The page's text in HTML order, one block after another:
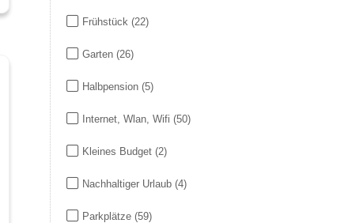
Frühstück (22)
Garten (26)
Halbpension (5)
Internet, Wlan, Wifi (50)
Kleines Budget (2)
Nachhaltiger Urlaub (4)
Parkplätze (59)